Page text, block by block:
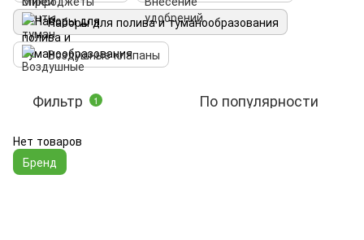
Наборы для полива и туманообразования
Воздушные клапаны
Фильтр 1 По популярности
Нет товаров
Бренд